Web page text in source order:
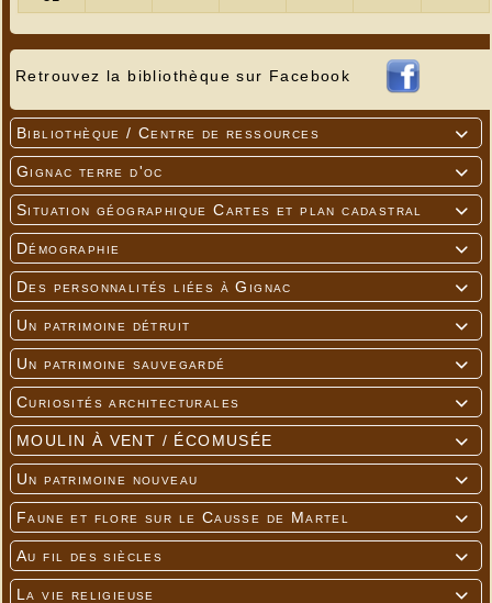
Retrouvez la bibliothèque sur Facebook

Bibliothèque / Centre de ressources

Gignac terre d'oc

Situation géographique Cartes et plan cadastral

Démographie

Des personnalités liées à Gignac

Un patrimoine détruit

Un patrimoine sauvegardé

Curiosités architecturales

MOULIN À VENT / ÉCOMUSÉE

Un patrimoine nouveau

Faune et flore sur le Causse de Martel

Au fil des siècles

La vie religieuse